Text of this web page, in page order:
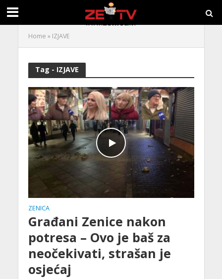
Home » IZJAVE
Tag - IZJAVE
ZENICA
Građani Zenice nakon
potresa – Ovo je baš za
neočekivati, strašan je
osjećaj